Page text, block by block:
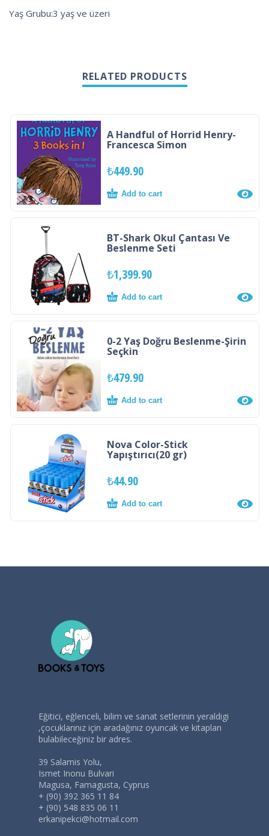
Yaş Grubu:3 yaş ve üzeri
RELATED PRODUCTS
A Handful of Horrid Henry-
Francesca Simon
₺449.90
Add to cart
BT-Shark Okul Çantası Ve
Beslenme Seti
₺1,399.90
Add to cart
0-2 Yaş Doğru Beslenme-Şirin
Seçkin
₺479.90
Add to cart
Nova Color-Stick
Yapıştırıcı(20 gr)
₺44.90
Add to cart
Eğitici, eğlenceli, bilim ve sanat setlerinin yeraldigi
,çocuklarınız için aradağınız oyuncak ve kitapları
bulabileceğiniz bir adres.
39 Salamis Yolu,
Ismet Inonu Bulvari
Magusa, Famagusta, Cyprus
+ (90) 392 365 11 84
+ (90) 548 835 06 11
erkanipekci@hotmail.com